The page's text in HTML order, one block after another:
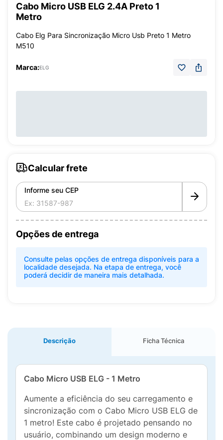
Cabo Micro USB ELG 2.4A Preto 1
Metro
Cabo Elg Para Sincronização Micro Usb Preto 1 Metro
M510
Marca:ELG
Calcular frete
Informe seu CEP
Opções de entrega
Consulte pelas opções de entrega disponíveis para a
localidade desejada. Na etapa de entrega, você
poderá decidir de maneira mais detalhada.
Descrição Ficha Técnica
Cabo Micro USB ELG - 1 Metro
Aumente a eficiência do seu carregamento e
sincronização com o Cabo Micro USB ELG de
1 metro! Este cabo é projetado pensando no
usuário, combinando um design moderno e